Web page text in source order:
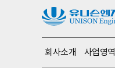
회사소개 사업영역